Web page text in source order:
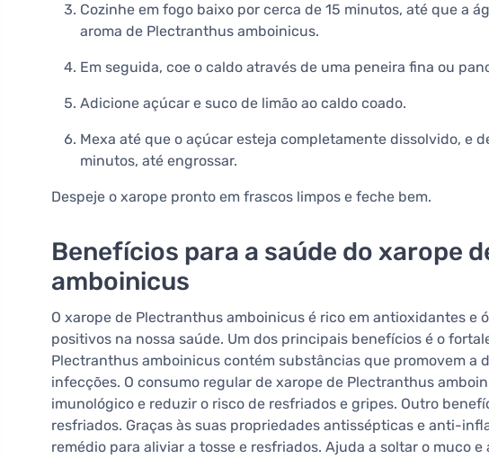
Cozinhe em fogo baixo por cerca de 15 minutos, até que a
aroma de Plectranthus amboinicus.
Em seguida, coe o caldo através de uma peneira fina ou
Adicione açúcar e suco de limão ao caldo coado.
Mexa até que o açúcar esteja completamente dissolvido, e
minutos, até engrossar.
Despeje o xarope pronto em frascos limpos e feche bem.
Benefícios para a saúde do xarope
amboinicus
O xarope de Plectranthus amboinicus é rico em antioxidantes e
positivos na nossa saúde. Um dos principais benefícios é o
Plectranthus amboinicus contém substâncias que promovem a
infecções. O consumo regular de xarope de Plectranthus
imunológico e reduzir o risco de resfriados e gripes. Outro
resfriados. Graças às suas propriedades antissépticas e anti-
remédio para aliviar a tosse e resfriados. Ajuda a soltar o muco